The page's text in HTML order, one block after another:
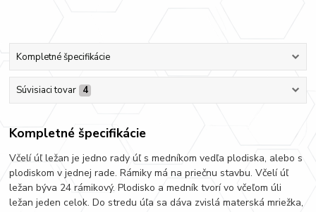
Kompletné špecifikácie
Súvisiaci tovar 4
Kompletné špecifikácie
Včelí úľ ležan je jedno rady úľ s medníkom vedľa plodiska, alebo s
plodiskom v jednej rade. Rámiky má na priečnu stavbu. Včelí úľ
ležan býva 24 rámikový. Plodisko a medník tvorí vo včeľom úli
ležan jeden celok. Do stredu úľa sa dáva zvislá materská mriežka,